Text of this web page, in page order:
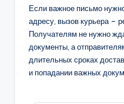
Если важное письмо
адресу, вызов курьера –
Получателям не нужно
документы, а
длительных сроках
и ​​попадании важных